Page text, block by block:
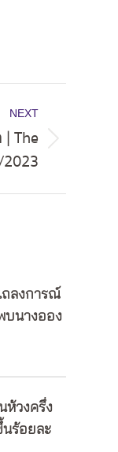
NEXT
| The
ถลงการณ์
บนางออง
ห้วงครึ่ง
ร้อยละ